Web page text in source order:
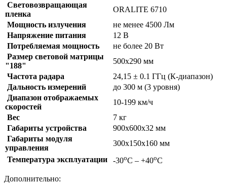
Световозвращающая
пленка
ORALITE 6710
Мощность излучения
не менее 4500 Лм
Напряжение питания
12 В
Потребляемая мощность
не более 20 Вт
Размер световой матрицы
"188"
500х290 мм
Частота радара
24,15 ± 0.1 ГГц (К-диапазон)
Дальность измерений
до 300 м (3 уровня)
Диапазон отображаемых
скоростей
10-199 км/ч
Вес
7 кг
Габариты устройства
900х600х32 мм
Габариты модуля
управления
300х150х160 мм
Температура эксплуатации
-30оС – +40оС
Дополнительно: